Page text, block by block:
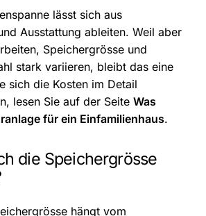
lässt sich aus
Ausstattung ableiten. Weil aber
Speichergrösse und
stark variieren, bleibt das eine
sich die Kosten im Detail
lesen Sie auf der Seite Was
für ein Einfamilienhaus.
die Speichergrösse
hängt vom